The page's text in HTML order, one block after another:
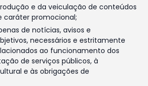
e da veiculação de conteúdos
caráter promocional;
de notícias, avisos e
necessários e estritamente
ao funcionamento dos
de serviços públicos, à
e às obrigações de